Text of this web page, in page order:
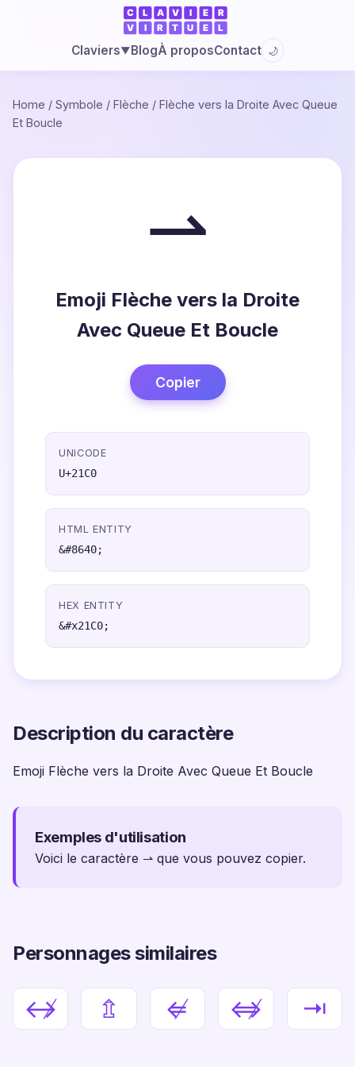
Claviers▼BlogÀ proposContact 🌙
Home / Symbole / Flèche / Flèche vers la Droite Avec Queue
Et Boucle
⇀
Emoji Flèche vers la Droite
Avec Queue Et Boucle
Copier
UNICODE
U+21C0
HTML ENTITY
&#8640;
HEX ENTITY
&#x21C0;
Description du caractère
Emoji Flèche vers la Droite Avec Queue Et Boucle
Exemples d'utilisation
Voici le caractère ⇀ que vous pouvez copier.
Personnages similaires
↮ ⇬ ⇍ ⇎ ⇥